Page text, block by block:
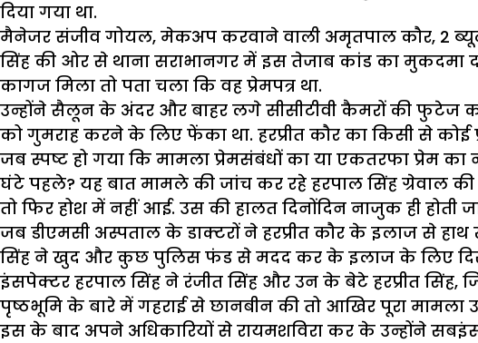
दिया गया था.
मैनेजर संजीव गोयल, मेकअप करवाने वाली अमृतपाल कौर, 2
सिंह की ओर से थाना सराभानगर में इस तेजाब कांड का मुकदमा
कागज मिला तो पता चला कि वह प्रेमपत्र था.
उन्होंने सैलून के अंदर और बाहर लगे सीसीटीवी कैमरों की फुटेज
को गुमराह करने के लिए फेंका था. हरप्रीत कौर का किसी से कोई
जब स्पष्ट हो गया कि मामला प्रेमसंबंधों का या एकतरफा प्रेम
घंटे पहले? यह बात मामले की जांच कर रहे हरपाल सिंह ग्रेवाल की
तो फिर होश में नहीं आई. उस की हालत दिनोंदिन नाजुक ही होती जा
जब डीएमसी अस्पताल के डाक्टरों ने हरप्रीत कौर के इलाज से
सिंह ने खुद और कुछ पुलिस फंड से मदद कर के इलाज के लिए
इंसपेक्टर हरपाल सिंह ने रंजीत सिंह और उन के बेटे हरप्रीत सिंह,
पृष्ठभूमि के बारे में गहराई से छानबीन की तो आखिर पूरा
इस के बाद अपने अधिकारियों से रायमशविरा कर के उन्होंने